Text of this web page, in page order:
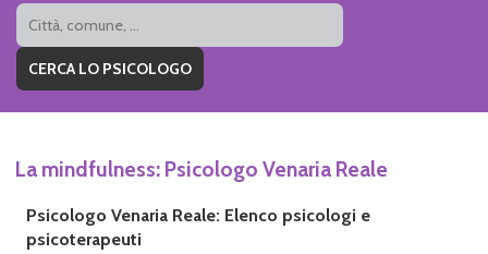
La mindfulness: Psicologo Venaria Reale
Psicologo Venaria Reale: Elenco psicologi e
psicoterapeuti